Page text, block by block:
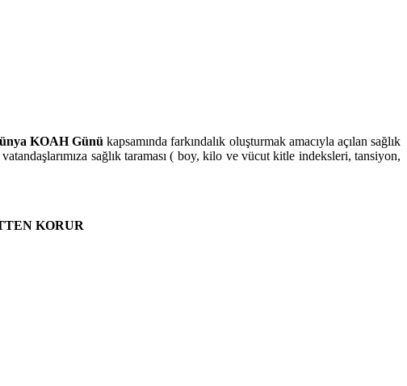
KOAH Günü kapsamında farkındalık oluşturmak amacıyla açılan sağlık
sağlık taraması ( boy, kilo ve vücut kitle indeksleri, tansiyon,
KORUR